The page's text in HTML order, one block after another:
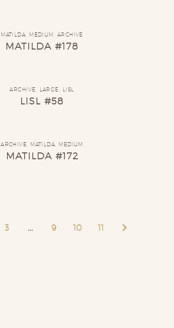
MATILDA MEDIUM ARCHIVE
MATILDA #178
ARCHIVE LARGE LISL
LISL #58
ARCHIVE MATILDA MEDIUM
MATILDA #172
3 ... 9 10 11